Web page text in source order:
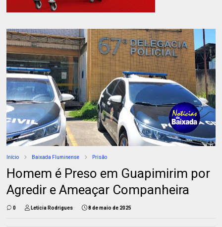
Início Baixada Fluminense Prisão
Homem é Preso em Guapimirim por
Agredir e Ameaçar Companheira
0 Letícia Rodrigues 8 de maio de 2025